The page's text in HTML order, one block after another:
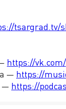
tsargrad.tv/
https://
— https://
— https://